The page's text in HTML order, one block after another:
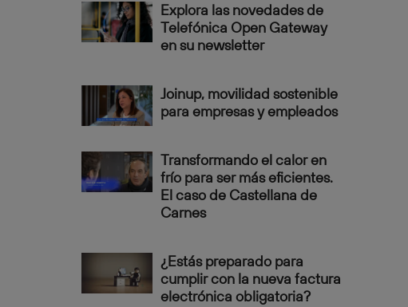
Explora las novedades de
Telefónica Open Gateway
en su newsletter
Joinup, movilidad sostenible
para empresas y empleados
Transformando el calor en
frío para ser más eficientes.
El caso de Castellana de
Carnes
¿Estás preparado para
cumplir con la nueva factura
electrónica obligatoria?